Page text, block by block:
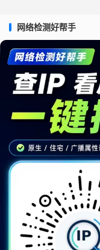
网络检测好帮手